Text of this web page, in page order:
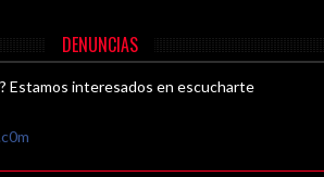
DENUNCIAS
Estamos interesados en escucharte